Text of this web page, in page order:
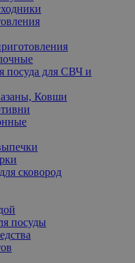
посуда для СВЧ и
Ковши
сковород
посуды